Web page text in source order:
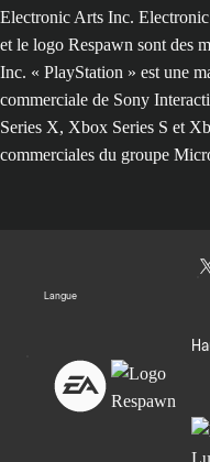
Electronic Arts Inc.
et le logo Respawn sont des
Inc. « PlayStation » est une
commerciale de Sony
Series X, Xbox Series S et
commerciales du groupe
Langue